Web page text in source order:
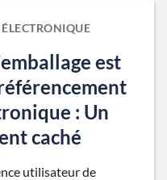
est
: Un
caché
utilisateur de